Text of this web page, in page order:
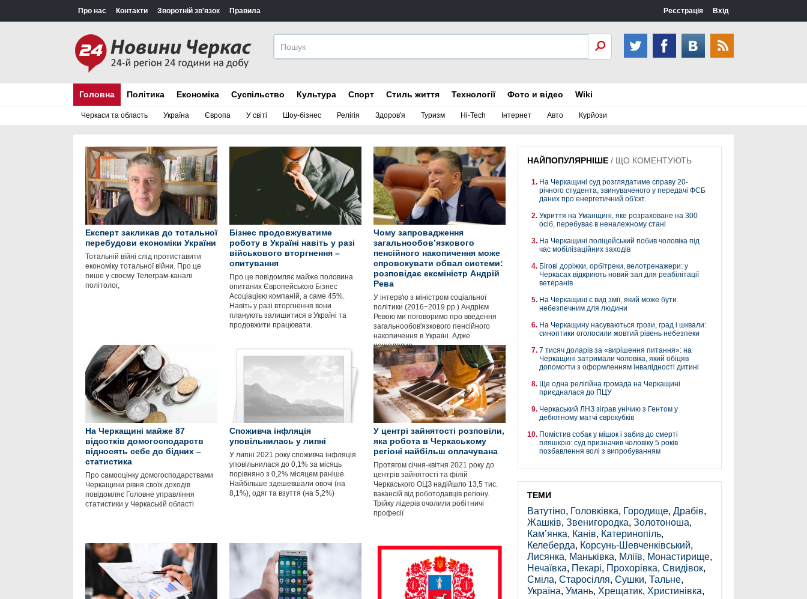
Про нас Контакти Зворотній зв'язок Правила Реєстрація Вхід
Головна
Черкаси та область Україна Європа У світі Шоу-бізнес Релігія Здоров'я Туризм Hi-Tech Інтернет Авто Курйози
Політика Економіка Суспільство Культура Спорт Стиль життя Технології Фото и відео Wiki
Експерт закликав до тотальної
перебудови економіки України
Тотальній війні слід протиставити
економіку тотальної війни. Про це
пише у своєму Телеграм-каналі
політолог,
Бізнес продовжуватиме
роботу в Україні навіть у разі
військового вторгнення –
опитування
Про це повідомляє майже половина
опитаних Європейською Бізнес
Асоціацією компаній, а саме 45%.
Навіть у разі вторгнення вони
планують залишитися в Україні та
продовжити працювати.
Чому запровадження
загальнообов’язкового
пенсійного накопичення може
спровокувати обвал системи:
розповідає ексміністр Андрій
Рева
У інтерв'ю з міністром соціальної
політики (2016−2019 рр.) Андрієм
Ревою ми поговоримо про введення
загальнообов'язкового пенсійного
накопичення в Україні. Адже
нещодавно
На Черкащині майже 87
відсотків домогосподарств
відносять себе до бідних –
статистика
Про самооцінку домогосподарствами
Черкащини рівня своїх доходів
повідомляє Головне управління
статистики у Черкаській області
Споживча інфляція
уповільнилась у липні
У липні 2021 року споживча інфляція
уповільнилася до 0,1% за місяць
порівняно з 0,2% місяцем раніше.
Найбільше здешевшали овочі (на
8,1%), одяг та взуття (на 5,2%)
У центрі зайнятості розповіли,
яка робота в Черкаському
регіоні найбільш оплачувана
Протягом січня-квітня 2021 року до
центрів зайнятості та філій
Черкаського ОЦЗ надійшло 13,5 тис.
вакансій від роботодавців регіону.
Трійку лідерів очолили робітничі
професії
НАЙПОПУЛЯРНІШЕ / ЩО КОМЕНТУЮТЬ
На Черкащині суд розглядатиме справу 20-
річного студента, звинуваченого у передачі ФСБ
даних про енергетичний об'єкт.
Укриття на Уманщині, яке розраховане на 300
осіб, перебуває в неналежному стані
На Черкащині поліцейський побив чоловіка під
час мобілізаційних заходів
Бігові доріжки, орбітреки, велотренажери: у
Черкасах відкриють новий зал для реабілітації
ветеранів
На Черкащині є вид змії, який може бути
небезпечним для людини
На Черкащину насуваються грози, град і шквали:
синоптики оголосили жовтий рівень небезпеки
7 тисяч доларів за «вирішення питання»: на
Черкащині затримали чоловіка, який обіцяв
допомогти з оформленням інвалідності дитині
Ще одна релігійна громада на Черкащині
приєдналася до ПЦУ
Черкаський ЛНЗ зіграв унічию з Гентом у
дебютному матчі єврокубків
Помістив собак у мішок і забив до смерті
пляшкою: суд призначив чоловіку 5 років
позбавлення волі з випробуванням
ТЕМИ
Ватутіно, Головківка, Городище, Драбів,
Жашків, Звенигородка, Золотоноша,
Кам’янка, Канів, Катеринопіль,
Келеберда, Корсунь-Шевченківський,
Лисянка, Маньківка, Мліїв, Монастирище,
Нечаївка, Пекарі, Прохорівка, Свидівок,
Сміла, Старосілля, Сушки, Тальне,
Україна, Умань, Хрещатик, Христинівка,